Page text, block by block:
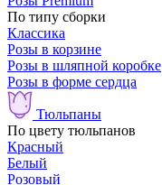
По типу сборки
Классика
Розы в корзине
Розы в шляпной коробке
Розы в форме сердца
Тюльпаны
По цвету тюльпанов
Красный
Белый
Розовый